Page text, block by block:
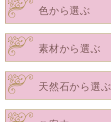
色から選ぶ
素材から選ぶ
天然石から選ぶ